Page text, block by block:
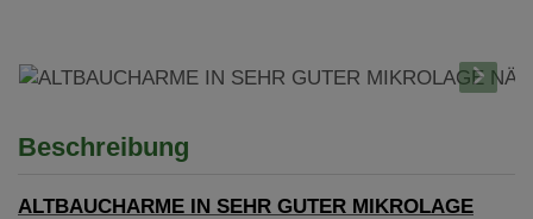
Beschreibung
ALTBAUCHARME IN SEHR GUTER MIKROLAGE